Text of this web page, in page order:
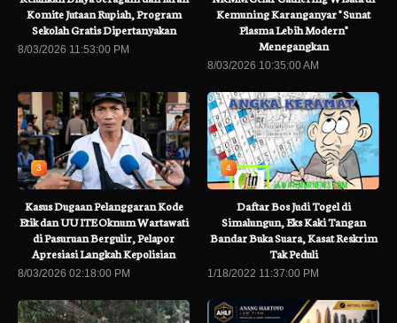
Komite Jutaan Rupiah, Program
Sekolah Gratis Dipertanyakan
8/03/2026 11:53:00 PM
Kemuning Karanganyar " Sunat
Plasma Lebih Modern"
Menegangkan
8/03/2026 10:35:00 AM
3
Kasus Dugaan Pelanggaran Kode
Etik dan UU ITE Oknum Wartawati
di Pasuruan Bergulir, Pelapor
Apresiasi Langkah Kepolisian
8/03/2026 02:18:00 PM
4
Daftar Bos Judi Togel di
Simalungun, Eks Kaki Tangan
Bandar Buka Suara, Kasat Reskrim
Tak Peduli
1/18/2022 11:37:00 PM